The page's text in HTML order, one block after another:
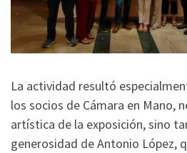
La actividad resultó
los socios de Cámara en Mano,
artística de la exposición, sino
generosidad de Antonio López,